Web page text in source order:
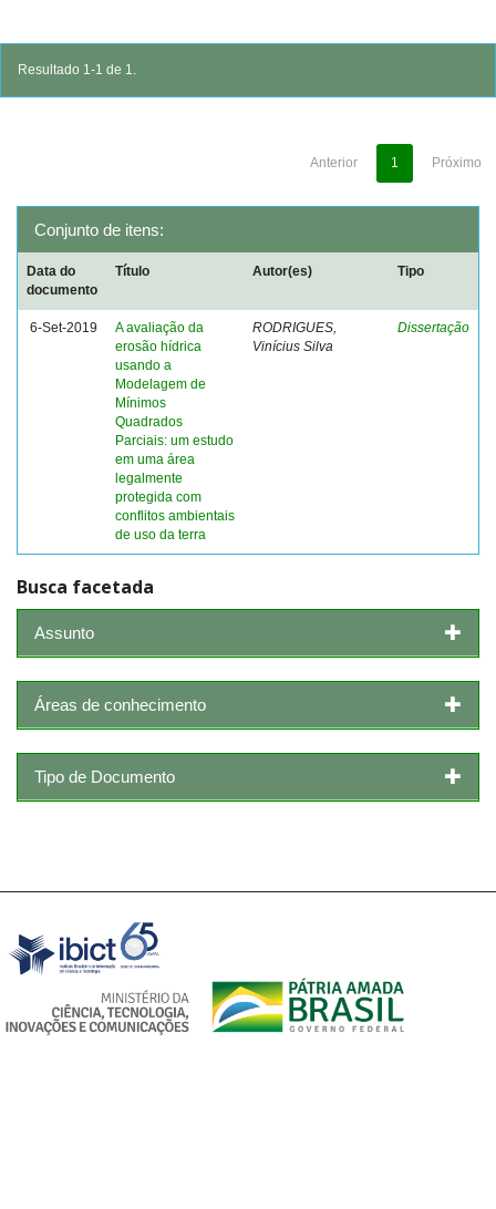
Resultado 1-1 de 1.
Anterior 1 Próximo
Conjunto de itens:
Data do
documento
Título Autor(es) Tipo
6-Set-2019
A avaliação da
erosão hídrica
usando a
Modelagem de
Mínimos
Quadrados
Parciais: um estudo
em uma área
legalmente
protegida com
conflitos ambientais
de uso da terra
RODRIGUES,
Vinícius Silva
Dissertação
Busca facetada
Assunto
Áreas de conhecimento
Tipo de Documento